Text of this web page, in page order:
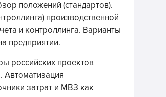
положений (стандартов).
производственной
и контроллинга. Варианты
предприятии.
российских проектов
Автоматизация
затрат и МВЗ как